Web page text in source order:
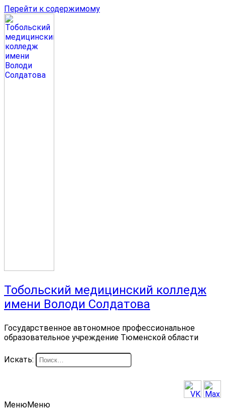
Перейти к содержимому
Тобольский медицинский колледж
имени Володи Солдатова
Государственное автономное профессиональное
образовательное учреждение Тюменской области
Искать:
МенюМеню